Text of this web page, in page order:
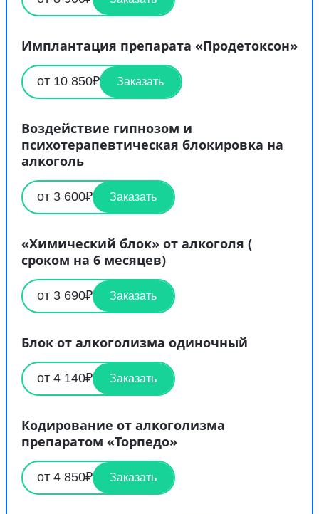
Имплантация препарата «Продетоксон»
от 10 850₽ Заказать
Воздействие гипнозом и
психотерапевтическая блокировка на
алкоголь
от 3 600₽ Заказать
«Химический блок» от алкоголя (
сроком на 6 месяцев)
от 3 690₽ Заказать
Блок от алкоголизма одиночный
от 4 140₽ Заказать
Кодирование от алкоголизма
препаратом «Торпедо»
от 4 850₽ Заказать